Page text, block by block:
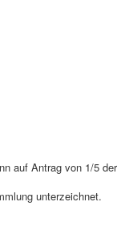
auf Antrag von 1/5
unterzeichnet.